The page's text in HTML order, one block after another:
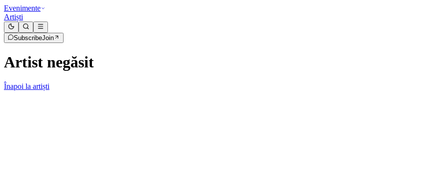
Evenimente
Artiști
SubscribeJoin
Artist negăsit
Înapoi la artiști